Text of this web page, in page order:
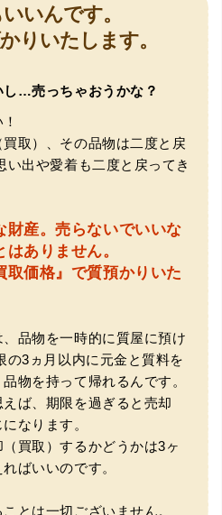
に詳しく、また中古市場の仕
ったです。鑑別も素早く驚き
ます。(楽器等、様々なジャン
きます)
ール見積もりの時点で数千
たが、こちらのメールでの見積
させて頂きました。 対応も丁
け安く買取られるのかな…?と
が、面倒な営業トークも一切
いんです。
りいたします。
…売っちゃおうかな？
取）、その品物は二度と戻
い出や愛着も二度と戻ってき
財産。売らないでいいな
ありません。
取価格』で質預かりいた
品物を一時的に質屋に預け
の3ヵ月以内に元金と質料を
物を持って帰れるんです。
ば、期限を過ぎると売却
なります。
買取）するかどうかは3ヶ
ばいいのです。
とは一切ございません。